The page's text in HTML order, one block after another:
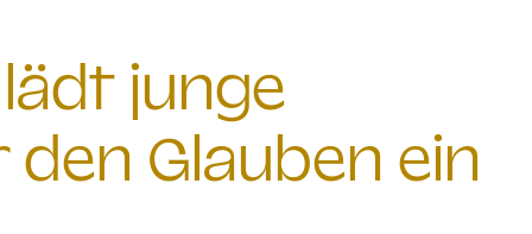
junge
Glauben ein